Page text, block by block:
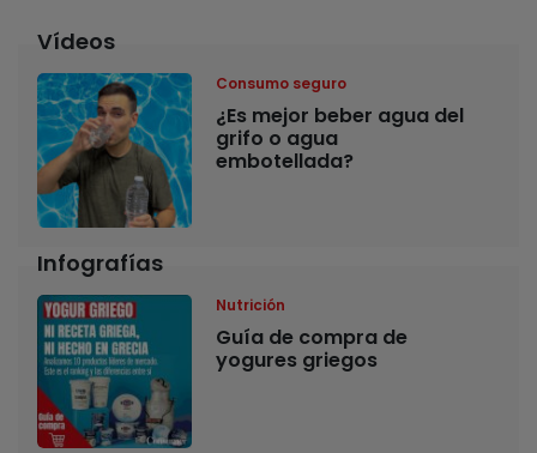
Vídeos
Consumo seguro
¿Es mejor beber agua del
grifo o agua
embotellada?
Infografías
Nutrición
Guía de compra de
yogures griegos